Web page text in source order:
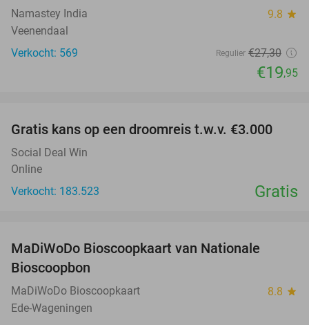
Namastey India 9.8 star
Veenendaal
Verkocht: 569
Regulier €27,30
€19,95
Gratis kans op een droomreis t.w.v. €3.000
Social Deal Win
Online
Verkocht: 183.523
Gratis
MaDiWoDo Bioscoopkaart van Nationale
Bioscoopbon
MaDiWoDo Bioscoopkaart 8.8 star
Ede-Wageningen